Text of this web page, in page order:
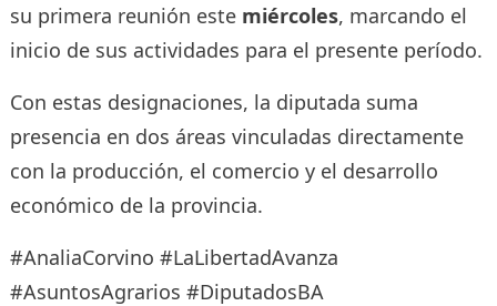
su primera reunión este miércoles, marcando el
inicio de sus actividades para el presente período.
Con estas designaciones, la diputada suma
presencia en dos áreas vinculadas directamente
con la producción, el comercio y el desarrollo
económico de la provincia.
#AnaliaCorvino #LaLibertadAvanza
#AsuntosAgrarios #DiputadosBA